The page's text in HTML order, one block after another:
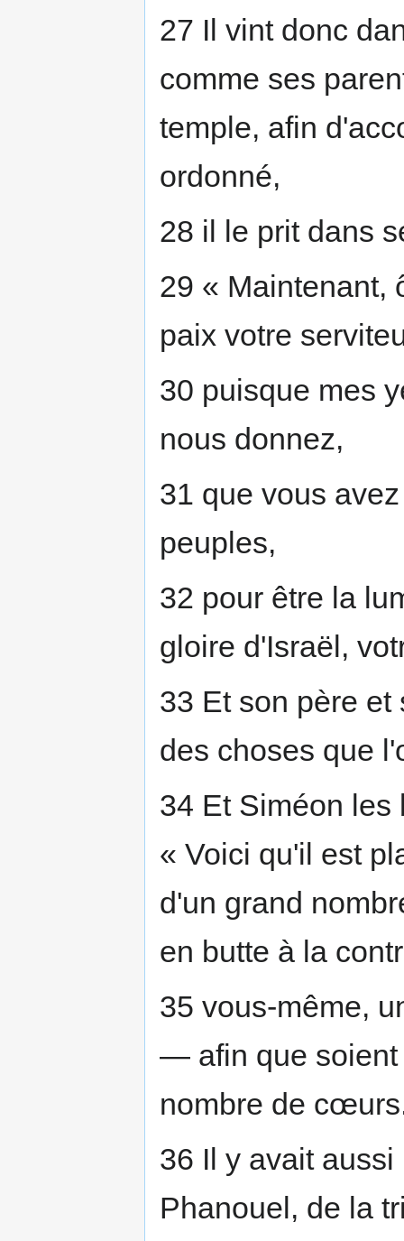
27 Il vint donc
comme ses
temple, afin
ordonné,
28 il le prit dans
29 « Maintenant,
paix votre
30 puisque mes
nous donnez,
31 que vous
peuples,
32 pour être la
gloire d'Israël,
33 Et son père
des choses que
34 Et Siméon les
« Voici qu'il est
d'un grand
en butte à la
35 vous-même,
— afin que soient
nombre de
36 Il y avait
Phanouel, de la